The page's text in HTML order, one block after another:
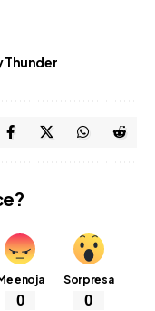
Thunder
enoja
0
Sorpresa
0